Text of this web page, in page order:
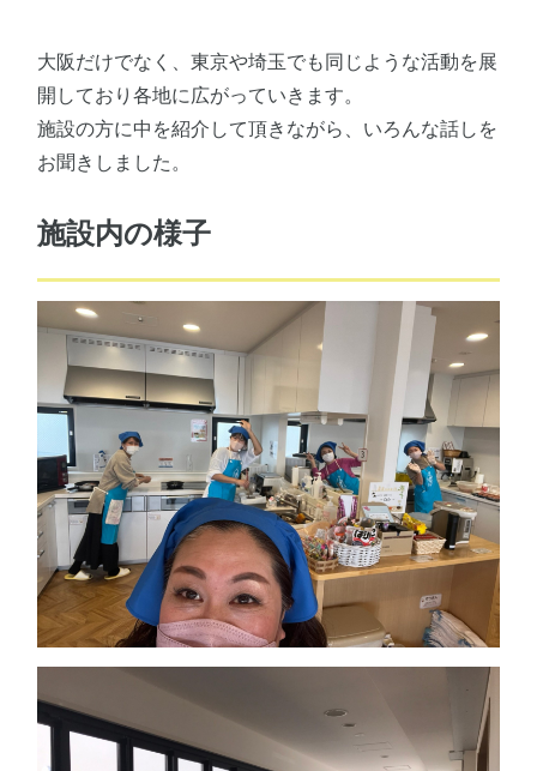
大阪だけでなく、東京や埼玉でも同じような活動を展
開しており各地に広がっていきます。
施設の方に中を紹介して頂きながら、いろんな話しを
お聞きしました。
施設内の様子